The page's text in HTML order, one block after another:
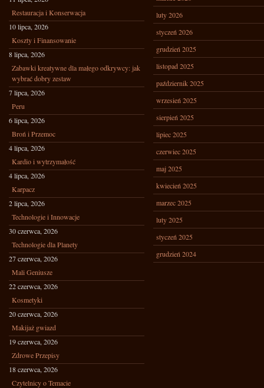
Restauracja i Konserwacja
10 lipca, 2026
Koszty i Finansowanie
8 lipca, 2026
Zabawki kreatywne dla małego odkrywcy: jak
wybrać dobry zestaw
7 lipca, 2026
Peru
6 lipca, 2026
Broń i Przemoc
4 lipca, 2026
Kardio i wytrzymałość
4 lipca, 2026
Karpacz
2 lipca, 2026
Technologie i Innowacje
30 czerwca, 2026
Technologie dla Planety
27 czerwca, 2026
Mali Geniusze
22 czerwca, 2026
Kosmetyki
20 czerwca, 2026
Makijaż gwiazd
19 czerwca, 2026
Zdrowe Przepisy
18 czerwca, 2026
Czytelnicy o Temacie
luty 2026
styczeń 2026
grudzień 2025
listopad 2025
październik 2025
wrzesień 2025
sierpień 2025
lipiec 2025
czerwiec 2025
maj 2025
kwiecień 2025
marzec 2025
luty 2025
styczeń 2025
grudzień 2024